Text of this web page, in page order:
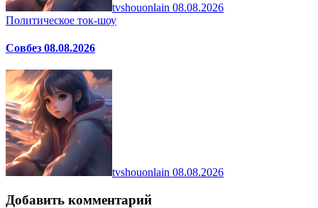
tvshouonlain 08.08.2026
Политическое ток-шоу
Совбез 08.08.2026
tvshouonlain 08.08.2026
Добавить комментарий